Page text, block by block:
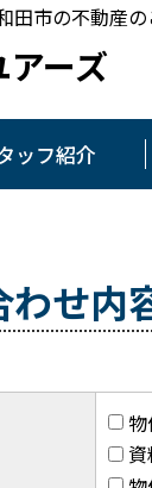
田市の不動産
ーズ
ッフ紹介
わせ内